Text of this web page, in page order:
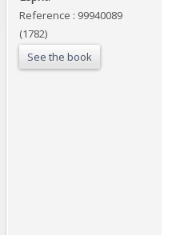
Reference : 99940089
(1782)
See the book